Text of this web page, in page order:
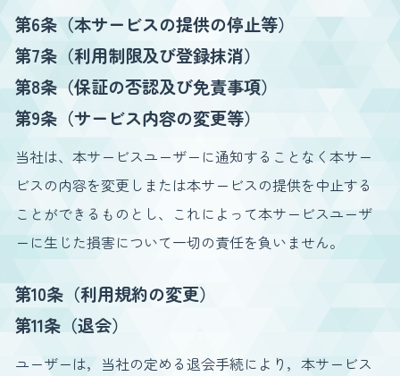
第6条（本サービスの提供の停止等）
第7条（利用制限及び登録抹消）
第8条（保証の否認及び免責事項）
第9条（サービス内容の変更等）
当社は、本サービスユーザーに通知することなく本サー
ビスの内容を変更しまたは本サービスの提供を中止する
ことができるものとし、これによって本サービスユーザ
ーに生じた損害について一切の責任を負いません。
第10条（利用規約の変更）
第11条（退会）
ユーザーは，当社の定める退会手続により，本サービス